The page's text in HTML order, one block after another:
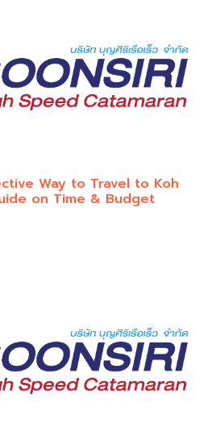
Way to Travel to Koh
on Time & Budget